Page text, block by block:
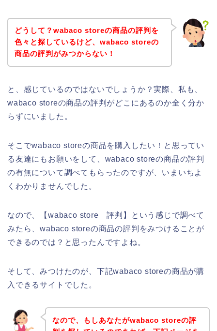
どうして？wabaco storeの商品の評判を
色々と探しているけど、wabaco storeの
商品の評判がみつからない！
と、感じているのではないでしょうか？実際、私も、
wabaco storeの商品の評判がどこにあるのか全く分か
らずにいました。
そこでwabaco storeの商品を購入したい！と思ってい
る友達にもお願いをして、wabaco storeの商品の評判
の有無について調べてもらったのですが、いまいちよ
くわかりませんでした。
なので、【wabaco store 評判】という感じで調べて
みたら、wabaco storeの商品の評判をみつけることが
できるのでは？と思ったんですよね。
そして、みつけたのが、下記wabaco storeの商品が購
入できるサイトでした。
なので、もしあなたがwabaco storeの評